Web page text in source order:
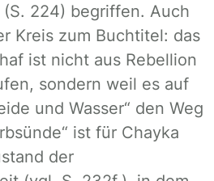
(S. 224) begriffen. Auch
Kreis zum Buchtitel: das
ist nicht aus Rebellion
sondern weil es auf
und Wasser“ den Weg
ist für Chayka
der